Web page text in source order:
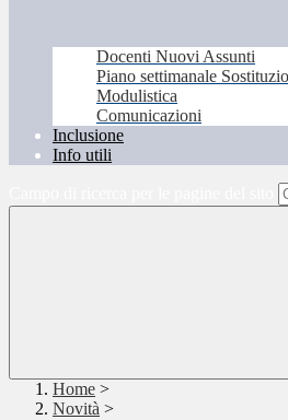
Docenti Nuovi Assunti
Piano settimanale
Modulistica
Comunicazioni
Inclusione
Info utili
Home >
Novità >